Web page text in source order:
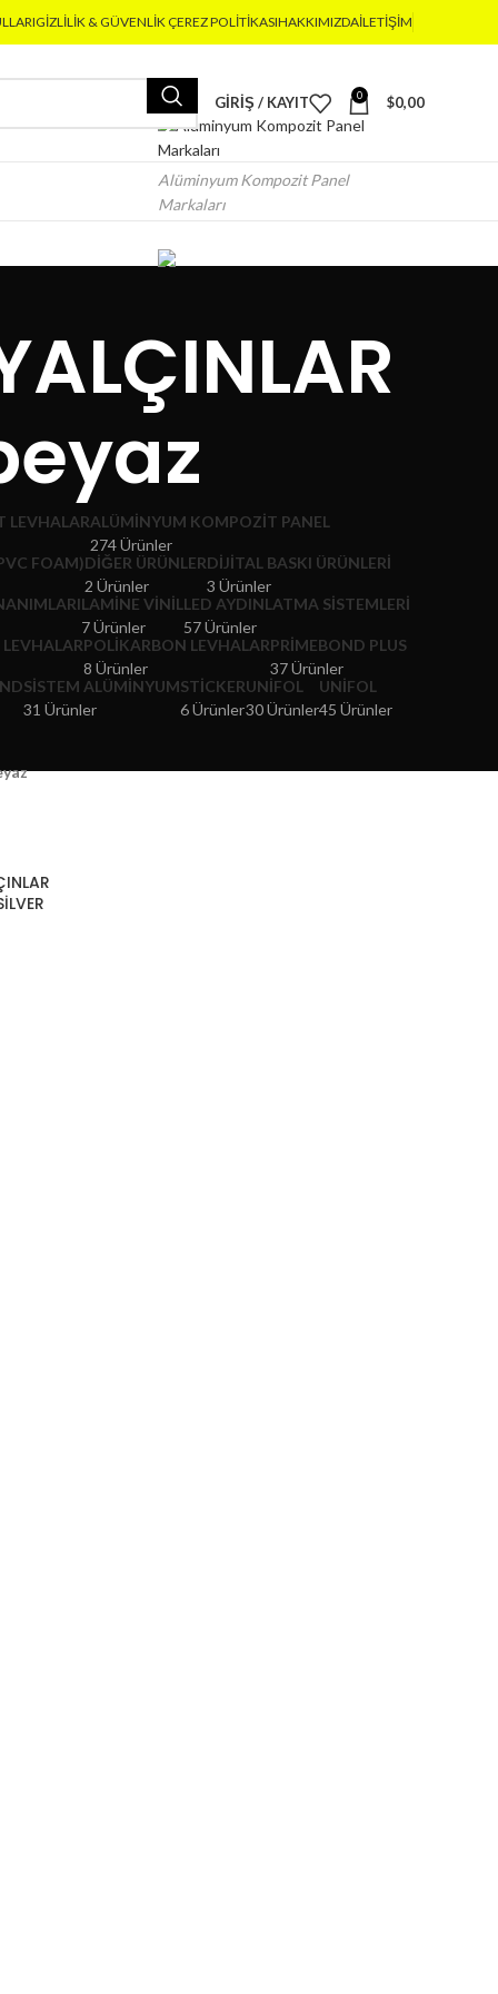
GIZLILIK & GÜVENLIK ÇEREZ POLITIKASIHAKKIMIZDAİLETIŞIM
GIRIŞ / KAYIT 0 $0,00
Alüminyum Kompozit Panel
Markaları
LEVHALARALÜMINYUM KOMPOZIT PANEL
274 Ürünler
FOAM)DIĞER ÜRÜNLER
2 Ürünler
DIJITAL BASKI ÜRÜNLERI
3 Ürünler
LAMINE VINIL
7 Ürünler
LED AYDINLATMA SISTEMLERI
57 Ürünler
POLIKARBON LEVHALAR
8 Ürünler
PRIMEBOND PLUS
37 Ürünler
SISTEM ALÜMINYUM
31 Ürünler
STICKER
6 Ürünler
UNIFOL
30 Ürünler
UNIFOL
45 Ürünler